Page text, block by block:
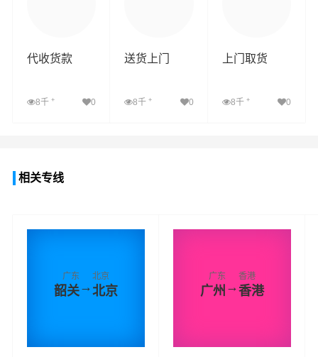
代收货款
8千 + 0
送货上门
8千+ 0
上门取货
8千 + 0
相关专线
广东
韶关→
北京
北京
广东
广州 →
香港
香港